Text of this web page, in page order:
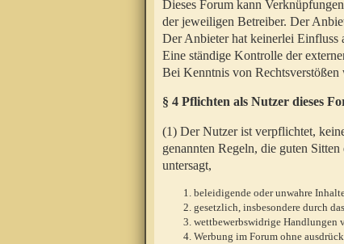
Dieses Forum kann
der jeweiligen Betreiber. Der
Der Anbieter hat keinerlei Einfluss
Eine ständige Kontrolle der
Bei Kenntnis von
§ 4 Pflichten als Nutzer dieses
(1) Der Nutzer ist verpflichtet,
genannten Regeln, die guten
untersagt,
beleidigende oder unwahre
gesetzlich, insbesondere durch
wettbewerbswidrige Handlungen
Werbung im Forum ohne